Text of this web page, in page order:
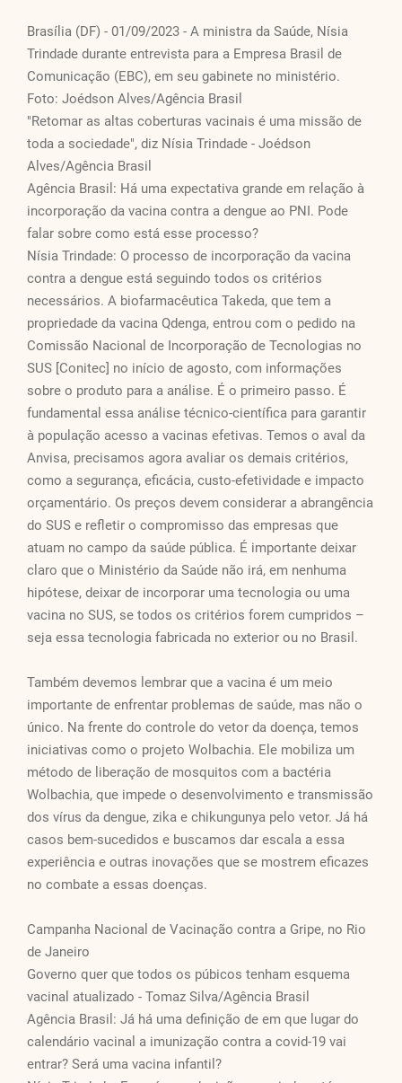
Brasília (DF) - 01/09/2023 - A ministra da Saúde, Nísia
Trindade durante entrevista para a Empresa Brasil de
Comunicação (EBC), em seu gabinete no ministério.
Foto: Joédson Alves/Agência Brasil
"Retomar as altas coberturas vacinais é uma missão de
toda a sociedade", diz Nísia Trindade - Joédson
Alves/Agência Brasil
Agência Brasil: Há uma expectativa grande em relação à
incorporação da vacina contra a dengue ao PNI. Pode
falar sobre como está esse processo?
Nísia Trindade: O processo de incorporação da vacina
contra a dengue está seguindo todos os critérios
necessários. A biofarmacêutica Takeda, que tem a
propriedade da vacina Qdenga, entrou com o pedido na
Comissão Nacional de Incorporação de Tecnologias no
SUS [Conitec] no início de agosto, com informações
sobre o produto para a análise. É o primeiro passo. É
fundamental essa análise técnico-científica para garantir
à população acesso a vacinas efetivas. Temos o aval da
Anvisa, precisamos agora avaliar os demais critérios,
como a segurança, eficácia, custo-efetividade e impacto
orçamentário. Os preços devem considerar a abrangência
do SUS e refletir o compromisso das empresas que
atuam no campo da saúde pública. É importante deixar
claro que o Ministério da Saúde não irá, em nenhuma
hipótese, deixar de incorporar uma tecnologia ou uma
vacina no SUS, se todos os critérios forem cumpridos –
seja essa tecnologia fabricada no exterior ou no Brasil.
Também devemos lembrar que a vacina é um meio
importante de enfrentar problemas de saúde, mas não o
único. Na frente do controle do vetor da doença, temos
iniciativas como o projeto Wolbachia. Ele mobiliza um
método de liberação de mosquitos com a bactéria
Wolbachia, que impede o desenvolvimento e transmissão
dos vírus da dengue, zika e chikungunya pelo vetor. Já há
casos bem-sucedidos e buscamos dar escala a essa
experiência e outras inovações que se mostrem eficazes
no combate a essas doenças.
Campanha Nacional de Vacinação contra a Gripe, no Rio
de Janeiro
Governo quer que todos os púbicos tenham esquema
vacinal atualizado - Tomaz Silva/Agência Brasil
Agência Brasil: Já há uma definição de em que lugar do
calendário vacinal a imunização contra a covid-19 vai
entrar? Será uma vacina infantil?